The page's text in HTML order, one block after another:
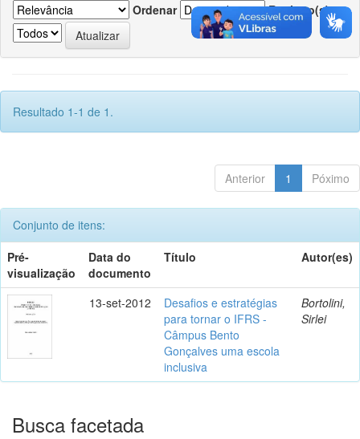
Ordenar
Registro(s)
Resultado 1-1 de 1.
Anterior 1 Póximo
Conjunto de itens:
Pré-
visualização
Data do
documento
Título Autor(es)
13-set-2012
Desafios e estratégias
para tornar o IFRS -
Câmpus Bento
Gonçalves uma escola
inclusiva
Bortolini,
Sirlei
Busca facetada